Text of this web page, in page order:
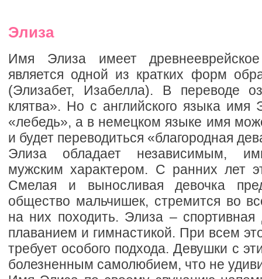
Элиза
Имя Элиза имеет
является одной из кратких форм
(Элизабет, Изабелла). В переводе
клятва». Но с английского языка имя
«лебедь», а в немецком языке имя
и будет переводиться «благородная
Элиза обладает независимым,
мужским характером. С ранних лет
Смелая и выносливая девочка
общество мальчишек, стремится во
на них походить. Элиза – спортивная
плаванием и гимнастикой. При всем
требует особого подхода. Девушки с
болезненным самолюбием, что не